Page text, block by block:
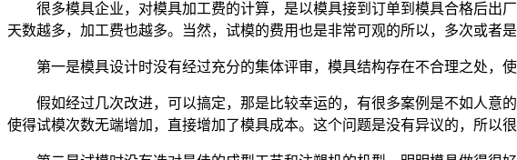
很多模具企业，对模具加工费的计算，是以模具接到订单到模具合格后出
天数越多，加工费也越多。当然，试模的费用也是非常可观的所以，多次或者
第一是模具设计时没有经过充分的集体评审，模具结构存在不合理之处，使
假如经过几次改进，可以搞定，那是比较幸运的，有很多案例是不如人意的
使得试模次数无端增加，直接增加了模具成本。这个问题是没有异议的，所以